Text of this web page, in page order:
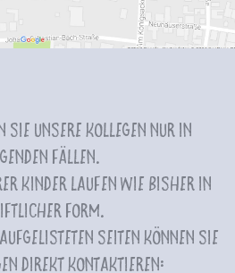
unsere Kollegen nur in
Fällen.
Kinder laufen wie bisher in
Form.
Seiten können Sie
direkt kontaktieren: